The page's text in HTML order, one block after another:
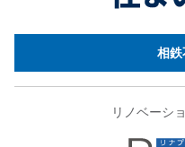
相
リノベーシ